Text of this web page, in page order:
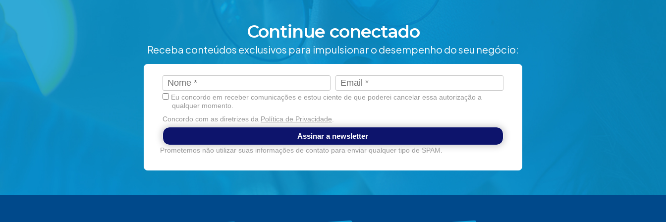
Continue conectado
Receba conteúdos exclusivos para impulsionar o desempenho do seu negócio:
Eu concordo em receber comunicações e estou ciente de que poderei cancelar essa autorização a
qualquer momento.
Concordo com as diretrizes da Política de Privacidade
Assinar a newsletter
Prometemos não utilizar suas informações de contato para enviar qualquer tipo de SPAM.